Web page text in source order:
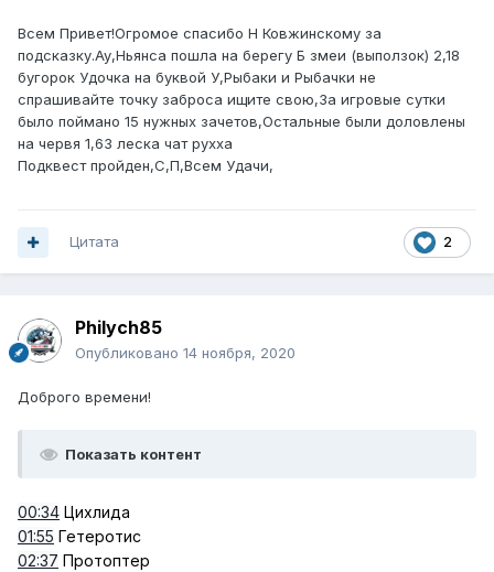
Всем Привет!Огромое спасибо Н Ковжинскому за
подсказку.Ау,Ньянса пошла на берегу Б змеи (выползок) 2,18
бугорок Удочка на буквой У,Рыбаки и Рыбачки не
спрашивайте точку заброса ищите свою,За игровые сутки
было поймано 15 нужных зачетов,Остальные были доловлены
на червя 1,63 леска чат рухха
Подквест пройден,С,П,Всем Удачи,
2
Цитата
Philych85
Опубликовано 14 ноября, 2020
Доброго времени!
Показать контент
00:34 Цихлида
01:55 Гетеротис
02:37 Протоптер